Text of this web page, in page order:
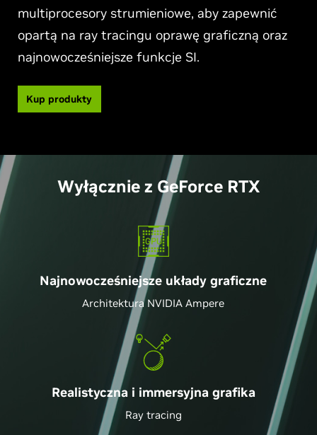
multiprocesory strumieniowe, aby zapewnić
opartą na ray tracingu oprawę graficzną oraz
najnowocześniejsze funkcje SI.
Kup produkty
Wyłącznie z GeForce RTX
Najnowocześniejsze układy graficzne
Architektura NVIDIA Ampere
Realistyczna i immersyjna grafika
Ray tracing